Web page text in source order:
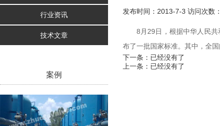
行业资讯
技术文章
案例
发布时间：2013-7-3 访问次数
8月29日，根据中华人民
布了一批国家标准。其中，全
下一条：已经没有了
上一条：已经没有了